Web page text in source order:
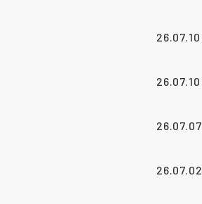
26.07.10
26.07.10
26.07.07
26.07.02